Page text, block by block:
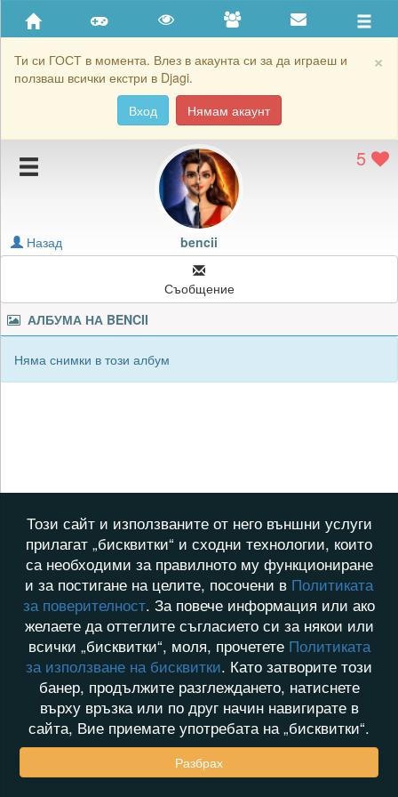
×
Ти си ГОСТ в момента. Влез в акаунта си за да играеш и
ползваш всички екстри в Djagi.
Вход
Нямам акаунт
Приятели
Хронология на игри
Подаръците на bencii
Блокирай bencii
5
bencii
Назад
Съобщение
АЛБУМА НА BENCII
Няма снимки в този албум
Този сайт и използваните от него външни услуги
прилагат „бисквитки“ и сходни технологии, които
са необходими за правилното му функциониране
и за постигане на целите, посочени в Политиката
за поверителност. За повече информация или ако
желаете да оттеглите съгласието си за някои или
всички „бисквитки“, моля, прочетете Политиката
за използване на бисквитки. Като затворите този
банер, продължите разглеждането, натиснете
върху връзка или по друг начин навигирате в
сайта, Вие приемате употребата на „бисквитки“.
Разбрах